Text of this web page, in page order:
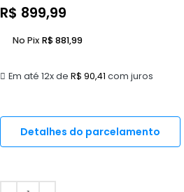
R$ 899,99
Em até 12x de R$ 90,41 com juros
No Pix R$881,99
Detalhes do parcelamento